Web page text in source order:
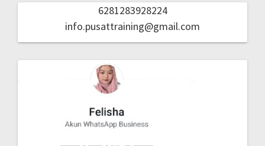
6281283928224
info.pusattraining@gmail.com